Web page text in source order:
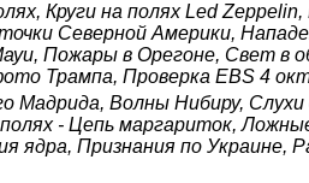
Круги на полях Led
Северной Америки,
Пожары в Орегоне, Свет в
Трампа, Проверка EBS 4
Мадрида, Волны Нибиру,
- Цепь маргариток,
ядра, Признания по Украине,